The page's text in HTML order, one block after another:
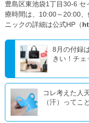
豊島区東池袋1丁目30-6
療時間は、10:00～20:00
ニックの詳細は公式HP（
8月の付録
きい！チェ
コレ考えた人
（汗）ってこ